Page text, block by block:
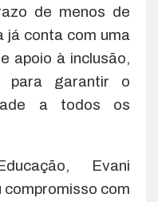
de menos de
já conta com uma
apoio à inclusão,
para garantir o
a todos os
Evani
com